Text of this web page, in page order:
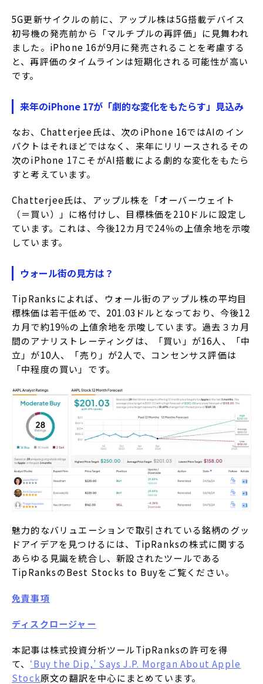
5G更新サイクルの前に、アップル株は5G搭載デバイス
初号機の発売前から「マルチプルの再評価」に見舞われ
ました。iPhone 16が9月に発売されることを考慮する
と、再評価のタイムラインは短期化される可能性が高い
です。
来年のiPhone 17が「劇的な変化をもたらす」見込み
なお、Chatterjee氏は、次のiPhone 16ではAIのイン
パクトはそれほどではなく、来年にリリースされるその
次のiPhone 17こそがAI搭載による劇的な変化をもたら
すと考えています。
Chatterjee氏は、アップル株を「オーバーウェイト
（＝買い）」に格付けし、目標株価を210ドルに設定し
ています。これは、今後12カ月で24％の上値余地を示唆
しています。
ウォール街の見方は？
TipRanksによれば、ウォール街のアップル株の平均目
標株価は若干低めで、201.03ドルとなっており、今後12
カ月で約19％の上値余地を示唆しています。過去３カ月
間のアナリストレーティングは、「買い」が16人、「中
立」が10人、「売り」が2人で、コンセンサス評価は
「中程度の買い」です。
魅力的なバリュエーションで取引されている銘柄のグッ
ドアイデアを見つけるには、TipRanksの株式に関する
あらゆる見識を統合し、新設されたツールである
TipRanksのBest Stocks to Buyをご覧ください。
免責事項
ディスクロージャー
本記事は株式投資分析ツールTipRanksの許可を得
て、 ‘Buy the Dip,’ Says J.P. Morgan About Apple
Stock原文の翻訳を中心にまとめています。